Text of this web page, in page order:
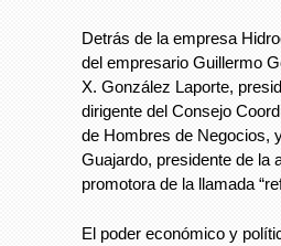
Detrás de la empresa
del empresario Guillermo
X. González Laporte,
dirigente del Consejo
de Hombres de Negocios,
Guajardo, presidente de la
promotora de la llamada
El poder económico y